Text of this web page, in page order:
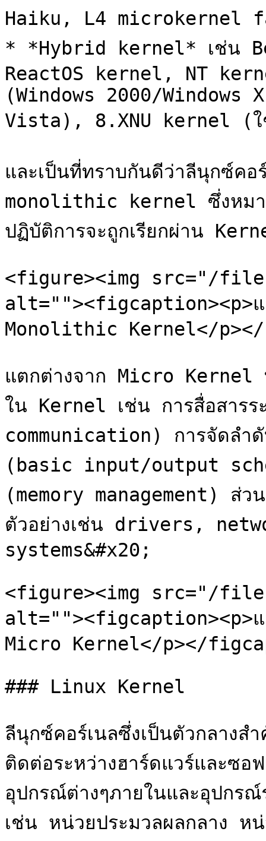
Haiku, L4 microkernel
* *Hybrid kernel* เช่น
ReactOS kernel, NT
(Windows 2000/Windows
Vista), 8.XNU kernel (ใ
และเป็นที่ทราบกันดีว่าลีนุกซ์ค
monolithic kernel ซึ่งหมาย
ปฏิบัติการจะถูกเรียกผ่าน
<figure><img src="/files/
alt=""><figcaption><p>แส
Monolithic Kernel</
แตกต่างจาก Micro Kernel
ใน Kernel เช่น การสื่อสาร
communication) การจัดลำ
(basic input/output
(memory management) ส่
ตัวอย่างเช่น drivers,
systems&#x20;
<figure><img src="/files/
alt=""><figcaption><p>แส
Micro Kernel</p></
### Linux Kernel
ลีนุกซ์คอร์เนลซึ่งเป็นตัวกลางส
ติดต่อระหว่างฮาร์ดแวร์และซ
อุปกรณ์ต่างๆภายในและอุปกรณ์
เช่น หน่วยประมวลผลกลาง ห